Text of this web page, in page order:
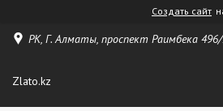
Создать сайт
РК, Г. Алматы, проспект Раимбека
Zlato.kz